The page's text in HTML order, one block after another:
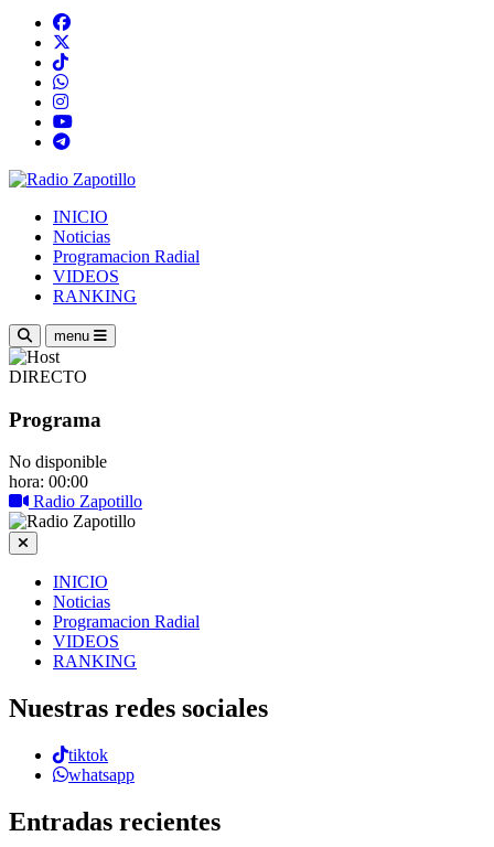
INICIO
Noticias
Programacion Radial
VIDEOS
RANKING
menu
DIRECTO
Programa
No disponible
hora: 00:00
Radio Zapotillo
INICIO
Noticias
Programacion Radial
VIDEOS
RANKING
Nuestras redes sociales
tiktok
whatsapp
Entradas recientes